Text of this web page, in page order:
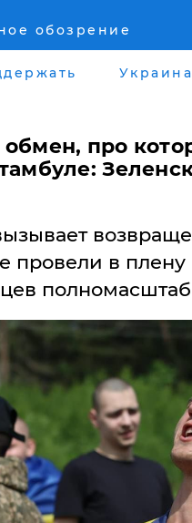
обозрение
Война на
"ЛНР"
Оккупация
Новости
Донбасс
Армия
Украина
про
провели в плену